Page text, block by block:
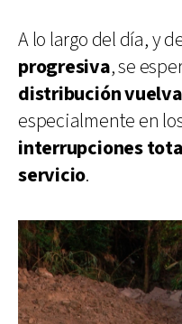
A lo largo del día, y
progresiva, se
distribución
especialmente en
interrupciones
servicio.